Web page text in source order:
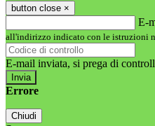
button close ×
E-
all'indirizzo indicato con le istruzioni
E-mail inviata, si prega di
Errore
Chiudi